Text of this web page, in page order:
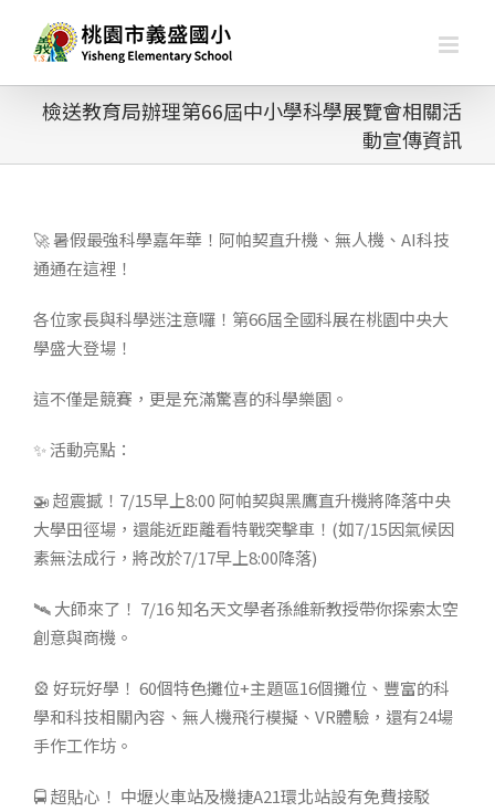
檢送教育局辦理第66屆中小學科學展覽會相關活
動宣傳資訊
🚀 暑假最強科學嘉年華！阿帕契直升機、無人機、AI科技
通通在這裡！
各位家長與科學迷注意囉！第66屆全國科展在桃園中央大
學盛大登場！
這不僅是競賽，更是充滿驚喜的科學樂園。
✨ 活動亮點：
🚁 超震撼！7/15早上8:00 阿帕契與黑鷹直升機將降落中央
大學田徑場，還能近距離看特戰突擊車！(如7/15因氣候因
素無法成行，將改於7/17早上8:00降落)
🛰️ 大師來了！ 7/16 知名天文學者孫維新教授帶你探索太空
創意與商機。
🎡 好玩好學！ 60個特色攤位+主題區16個攤位、豐富的科
學和科技相關內容、無人機飛行模擬、VR體驗，還有24場
手作工作坊。
🚍 超貼心！ 中壢火車站及機捷A21環北站設有免費接駁